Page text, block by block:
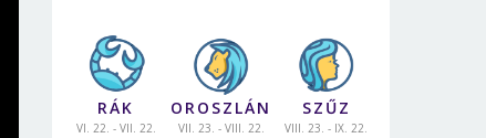
RÁK
VI. 22. - VII. 22.
OROSZLÁN
VII. 23. - VIII. 22.
SZŰZ
VIII. 23. - IX. 22.